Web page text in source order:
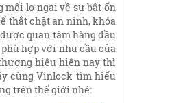
mối lo ngại về sự bất ổn
thắt chặt an ninh, khóa
quan tâm hàng đầu
hợp với nhu cầu của
hiệu hiện nay thì
cùng Vinlock tìm hiểu
trên thế giới nhé: